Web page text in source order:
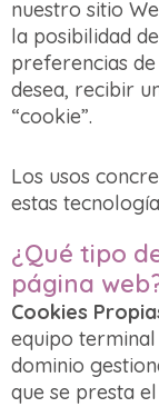
nuestro sitio
la posibilidad
preferencias
desea, recibir
“cookie”.
Los usos
estas
¿Qué tipo
página
Cookies
equipo
dominio
que se presta